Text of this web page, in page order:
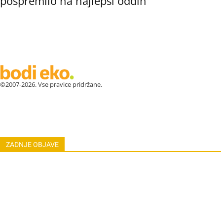
©2007-2026. Vse pravice pridržane.
ZADNJE OBJAVE